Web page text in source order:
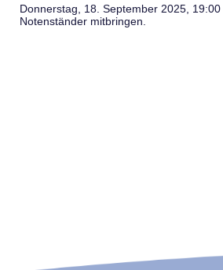
Donnerstag, 18. September 2025,
Notenständer mitbringen.